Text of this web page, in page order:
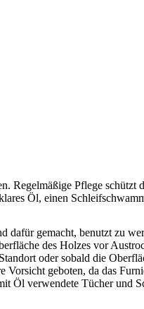
Pflege schützt
Öl, einen
gemacht, benutzt zu
des Holzes vor
oder sobald die
geboten, da das
Öl verwendete Tücher und